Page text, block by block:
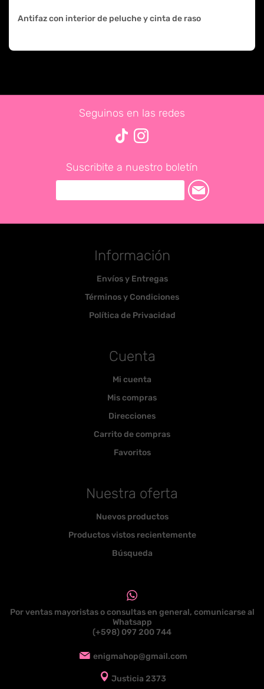
Antifaz con interior de peluche y cinta de raso
Seguinos en las redes
Suscribite a nuestro boletín
Información
Envíos y Entregas
Términos y Condiciones
Política de Privacidad
Cuenta
Mi cuenta
Mis compras
Direcciones
Carrito de compras
Favoritos
Nuestra oferta
Nuevos productos
Productos vistos recientemente
Búsqueda
Por ventas mayoristas o consultas en general, comunicarse al
Whatsapp
(+598) 097 200 744
enigmahop@gmail.com
Justicia 2373